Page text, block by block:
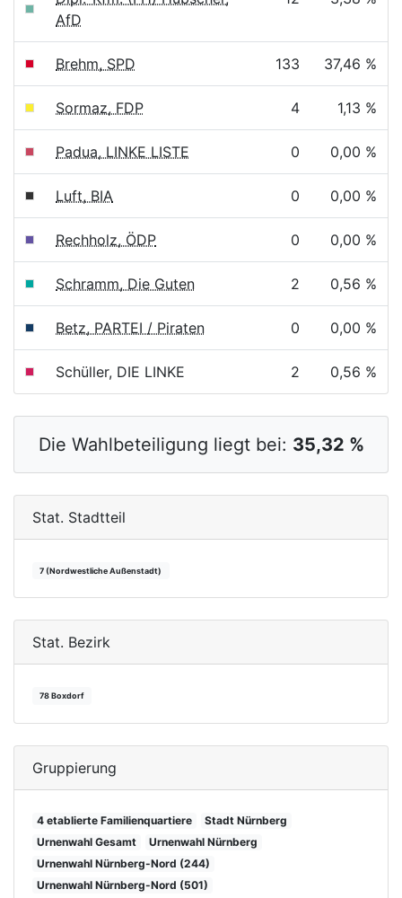
AfD
Brehm, SPD 133 37,46 %
Sormaz, FDP 4 1,13 %
Padua, LINKE LISTE 0 0,00 %
Luft, BIA 0 0,00 %
Rechholz, ÖDP 0 0,00 %
Schramm, Die Guten 2 0,56 %
Betz, PARTEI / Piraten 0 0,00 %
Schüller, DIE LINKE 2 0,56 %
Die Wahlbeteiligung liegt bei: 35,32 %
Stat. Stadtteil
7 (Nordwestliche Außenstadt)
Stat. Bezirk
78 Boxdorf
Gruppierung
4 etablierte Familienquartiere
Stadt Nürnberg
Urnenwahl Gesamt
Urnenwahl Nürnberg
Urnenwahl Nürnberg-Nord (244)
Urnenwahl Nürnberg-Nord (501)